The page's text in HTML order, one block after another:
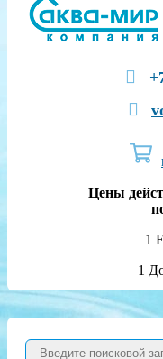
Цены
1
1